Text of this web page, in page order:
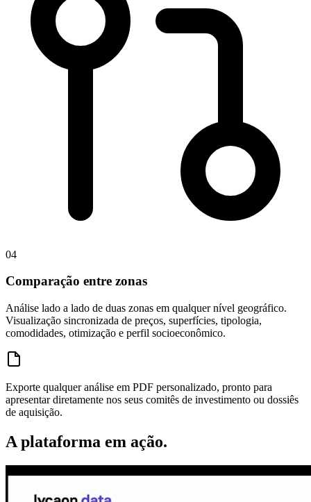
04
Comparação entre zonas
Análise lado a lado de duas zonas em qualquer nível geográfico.
Visualização sincronizada de preços, superfícies, tipologia,
comodidades, otimização e perfil socioeconômico.
Exporte qualquer análise em PDF personalizado, pronto para
apresentar diretamente nos seus comitês de investimento ou dossiês
de aquisição.
A plataforma em ação.